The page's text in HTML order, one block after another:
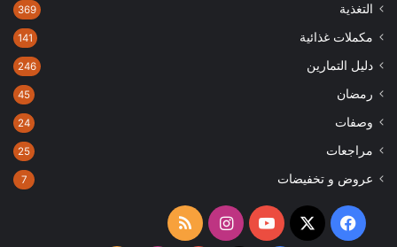
التغذية 369
مكملات غذائية 141
دليل التمارين 246
رمضان 45
وصفات 24
مراجعات 25
عروض و تخفيضات 7
فيسبوك
‫X
‫YouTubeانستقرامملخص